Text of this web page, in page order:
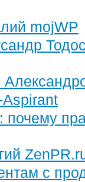
mojWP
Aspirant
почему
с